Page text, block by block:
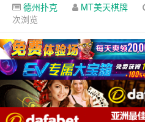
德州扑克 MT美天棋牌
次浏览